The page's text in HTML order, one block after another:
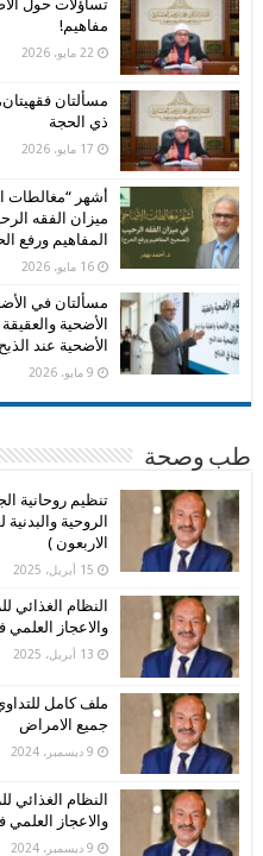
تساؤلات حول
مفاهيم!
22 مايو، 2026
مسألتان
ذي الحجة
17 مايو، 2026
أشهر “مغالطات
ميزان الفقه
المفاهيم ورفع
16 مايو، 2026
مسألتان في
الأضحية
الأضحية عند الذبح
9 مايو، 2026
طب وصحة
تنظيم روحانية
الروحية والبدنية
الاربعون )
15 أبريل، 2025
النظام
والاعجاز العلمي
13 أبريل، 2025
ملف كامل
جميع الامراض
9 ديسمبر، 2024
النظام
والاعجاز العلمي
9 ديسمبر، 2024